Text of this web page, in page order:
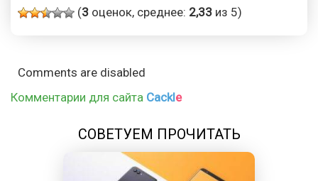
(3 оценок, среднее: 2,33 из 5)
Comments are disabled
Комментарии для сайта Cackle
СОВЕТУЕМ ПРОЧИТАТЬ